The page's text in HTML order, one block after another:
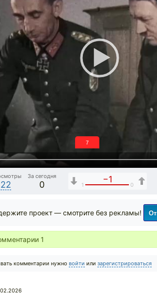
6
22
За сегодня
0
−1
1 0
проект — смотрите без рекламы!
1
комментарии нужно войти или зарегистрироваться